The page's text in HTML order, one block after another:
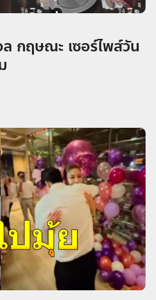
กฤษณะ เซอร์ไพส์วัน